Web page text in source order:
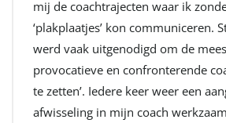
mij de coachtrajecten waar ik
‘plakplaatjes’ kon communiceren.
werd vaak uitgenodigd om de
provocatieve en confronterende
te zetten’. Iedere keer weer een
afwisseling in mijn coach